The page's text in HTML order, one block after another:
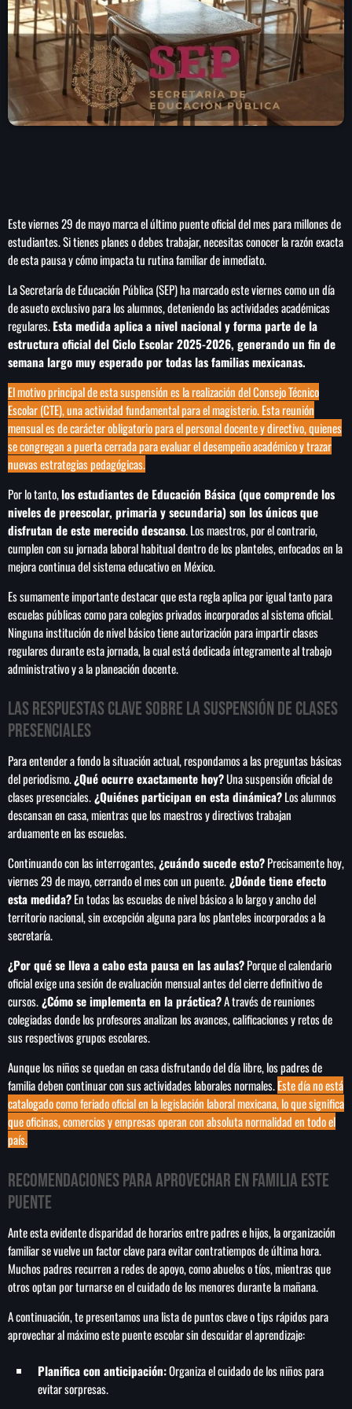
play_arrow LA CAMPESINA 104.5 FM
play_arrow LA CAMPESINA GEORGIA
PROGRAMACIÓN keyboard_arrow_down
LOCUCIÓN (TALENTO AL AIRE)
RANKING
COMUNÍCATE
PUBLICIDAD
HISTORIA
SEARCH
SEARCH
NOTAS
Cae primer detenido por robo a casa de
Karely Ruiz
Senado allana el nombramiento de Todd
Blanche como fiscal general de EE.UU.
hasta 2032
Este viernes 29 de mayo marca el último puente oficial del mes para millones de
estudiantes. Si tienes planes o debes trabajar, necesitas conocer la razón exacta
de esta pausa y cómo impacta tu rutina familiar de inmediato.
La Secretaría de Educación Pública (SEP) ha marcado este viernes como un día
de asueto exclusivo para los alumnos, deteniendo las actividades académicas
regulares.Esta medida aplica a nivel nacional y forma parte de la
estructura oficial del Ciclo Escolar 2025-2026, generando un fin de
semana largo muy esperado por todas las familias mexicanas.
El motivo principal de esta suspensión es la realización del Consejo Técnico
Escolar (CTE), una actividad fundamental para el magisterio. Esta reunión
mensual es de carácter obligatorio para el personal docente y directivo, quienes
se congregan a puerta cerrada para evaluar el desempeño académico y trazar
nuevas estrategias pedagógicas.
Por lo tanto,los estudiantes de Educación Básica (que comprende los
niveles de preescolar, primaria y secundaria) son los únicos que
disfrutan de este merecido descanso. Los maestros, por el contrario,
cumplen con su jornada laboral habitual dentro de los planteles, enfocados en la
mejora continua del sistema educativo en México.
Es sumamente importante destacar que esta regla aplica por igual tanto para
escuelas públicas como para colegios privados incorporados al sistema oficial.
Ninguna institución de nivel básico tiene autorización para impartir clases
regulares durante esta jornada, la cual está dedicada íntegramente al trabajo
administrativo y a la planeación docente.
Las respuestas clave sobre la suspensión de clases
presenciales
Para entender a fondo la situación actual, respondamos a las preguntas básicas
del periodismo.¿Qué ocurre exactamente hoy?Una suspensión oficial de
clases presenciales.¿Quiénes participan en esta dinámica?Los alumnos
descansan en casa, mientras que los maestros y directivos trabajan
arduamente en las escuelas.
Continuando con las interrogantes,¿cuándo sucede esto?Precisamente hoy,
viernes 29 de mayo, cerrando el mes con un puente.¿Dónde tiene efecto
esta medida?En todas las escuelas de nivel básico a lo largo y ancho del
territorio nacional, sin excepción alguna para los planteles incorporados a la
secretaría.
¿Por qué se lleva a cabo esta pausa en las aulas?Porque el calendario
oficial exige una sesión de evaluación mensual antes del cierre definitivo de
cursos.¿Cómo se implementa en la práctica?A través de reuniones
colegiadas donde los profesores analizan los avances, calificaciones y retos de
sus respectivos grupos escolares.
Aunque los niños se quedan en casa disfrutando del día libre, los padres de
familia deben continuar con sus actividades laborales normales.Este día no está
catalogado como feriado oficial en la legislación laboral mexicana, lo que significa
que oficinas, comercios y empresas operan con absoluta normalidad en todo el
país.
Recomendaciones para aprovechar en familia este
puente
Ante esta evidente disparidad de horarios entre padres e hijos, la organización
familiar se vuelve un factor clave para evitar contratiempos de última hora.
Muchos padres recurren a redes de apoyo, como abuelos o tíos, mientras que
otros optan por turnarse en el cuidado de los menores durante la mañana.
A continuación, te presentamos una lista de puntos clave o tips rápidos para
aprovechar al máximo este puente escolar sin descuidar el aprendizaje:
Planifica con anticipación:Organiza el cuidado de los niños para
evitar sorpresas.